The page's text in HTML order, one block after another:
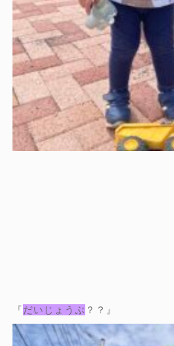
『だいじょうぶ ？？』